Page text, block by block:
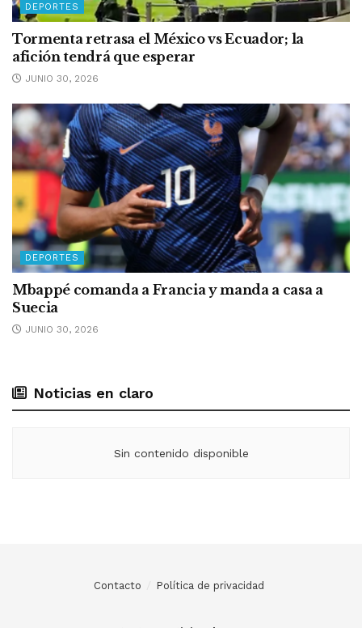
DEPORTES
Tormenta retrasa el México vs Ecuador; la
afición tendrá que esperar
JUNIO 30, 2026
DEPORTES
Mbappé comanda a Francia y manda a casa a
Suecia
JUNIO 30, 2026
Noticias en claro
Sin contenido disponible
Contacto Política de privacidad